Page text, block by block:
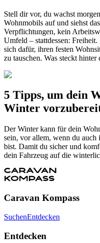
Stell dir vor, du wachst
Wohnmobils auf und siehst
Verpflichtungen, kein
Umfeld – stattdessen:
sich dafür, ihren festen
zu tauschen. Was steckt hinter
5 Tipps, um dein
Winter
Der Winter kann für dein
sein, vor allem, wenn du auch
bist. Damit du sicher und
dein Fahrzeug auf die
Caravan Kompass
SuchenEntdecken
Entdecken